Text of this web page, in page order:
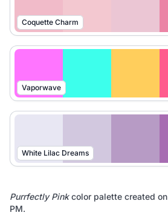
Coquette Charm
Vaporwave
White Lilac Dreams
Purrfectly Pinkcolor palette created on
PM.